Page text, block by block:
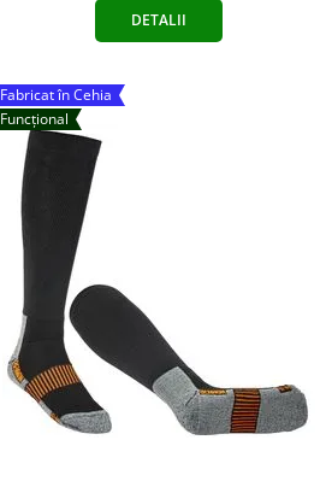
DETALII
Fabricat în Cehia
Funcțional